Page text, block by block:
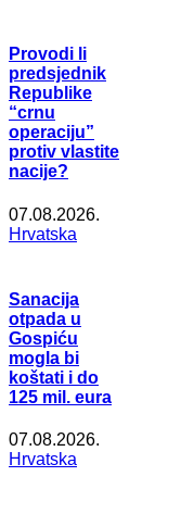
Provodi li
predsjednik
Republike
“crnu
operaciju”
protiv vlastite
nacije?
07.08.2026.
Hrvatska
Sanacija
otpada u
Gospiću
mogla bi
koštati i do
125 mil. eura
07.08.2026.
Hrvatska